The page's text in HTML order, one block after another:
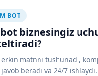
BOT
biznesingiz
matnni tushunadi,
beradi va 24/7